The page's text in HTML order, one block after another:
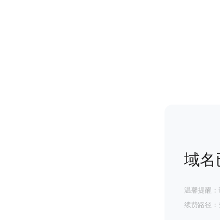
域名
温馨提醒
续费路径